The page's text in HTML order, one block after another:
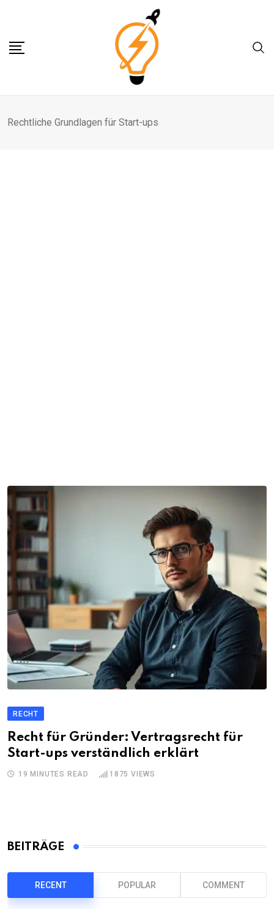
content
Rechtliche Grundlagen für Start-ups
RECHT
Recht für Gründer: Vertragsrecht für
Start-ups verständlich erklärt
19 MINUTES READ 1875 VIEWS
BEITRÄGE
RECENT POPULAR COMMENT